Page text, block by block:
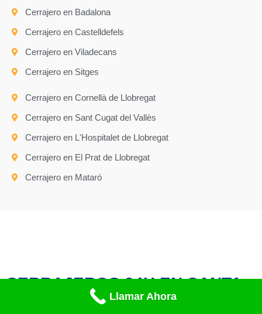
Cerrajero en Badalona
Cerrajero en Castelldefels
Cerrajero en Viladecans
Cerrajero en Sitges
Cerrajero en Cornellà de Llobregat
Cerrajero en Sant Cugat del Vallès
Cerrajero en L'Hospitalet de Llobregat
Cerrajero en El Prat de Llobregat
Cerrajero en Mataró
CERRAJEROS 24H EN SANTA
PERPÈTUA DE LA MOGODA
Llamar Ahora